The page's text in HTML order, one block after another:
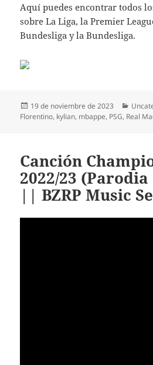
Aquí puedes encontrar todos
sobre La Liga, la Premier
Bundesliga y la Bundesliga.
Publicado
el
19 de noviembre de 2023
Florentino, kylian, mbappe, PSG, Real
Canción
2022/23 (Parodia
|| BZRP Music